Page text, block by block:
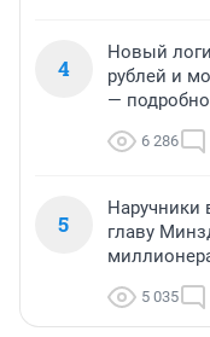
4
Новый
рублей и
—
6 286
5
Наручники
главу
5 035